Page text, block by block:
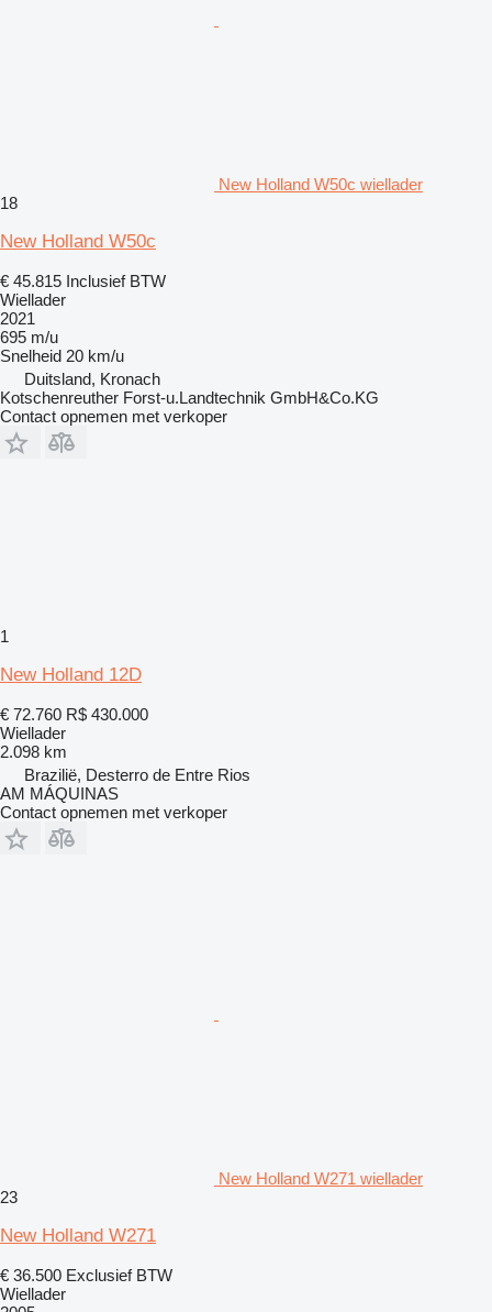
New Holland W50c wiellader
18
New Holland W50c
€ 45.815 Inclusief BTW
Wiellader
2021
695 m/u
Snelheid 20 km/u
Duitsland, Kronach
Kotschenreuther Forst-u.Landtechnik GmbH&Co.KG
Contact opnemen met verkoper
1
New Holland 12D
€ 72.760 R$ 430.000
Wiellader
2.098 km
Brazilië, Desterro de Entre Rios
AM MÁQUINAS
Contact opnemen met verkoper
New Holland W271 wiellader
23
New Holland W271
€ 36.500 Exclusief BTW
Wiellader